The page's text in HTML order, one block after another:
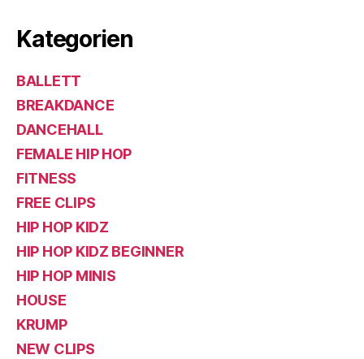
Kategorien
BALLETT
BREAKDANCE
DANCEHALL
FEMALE HIP HOP
FITNESS
FREE CLIPS
HIP HOP KIDZ
HIP HOP KIDZ BEGINNER
HIP HOP MINIS
HOUSE
KRUMP
NEW CLIPS